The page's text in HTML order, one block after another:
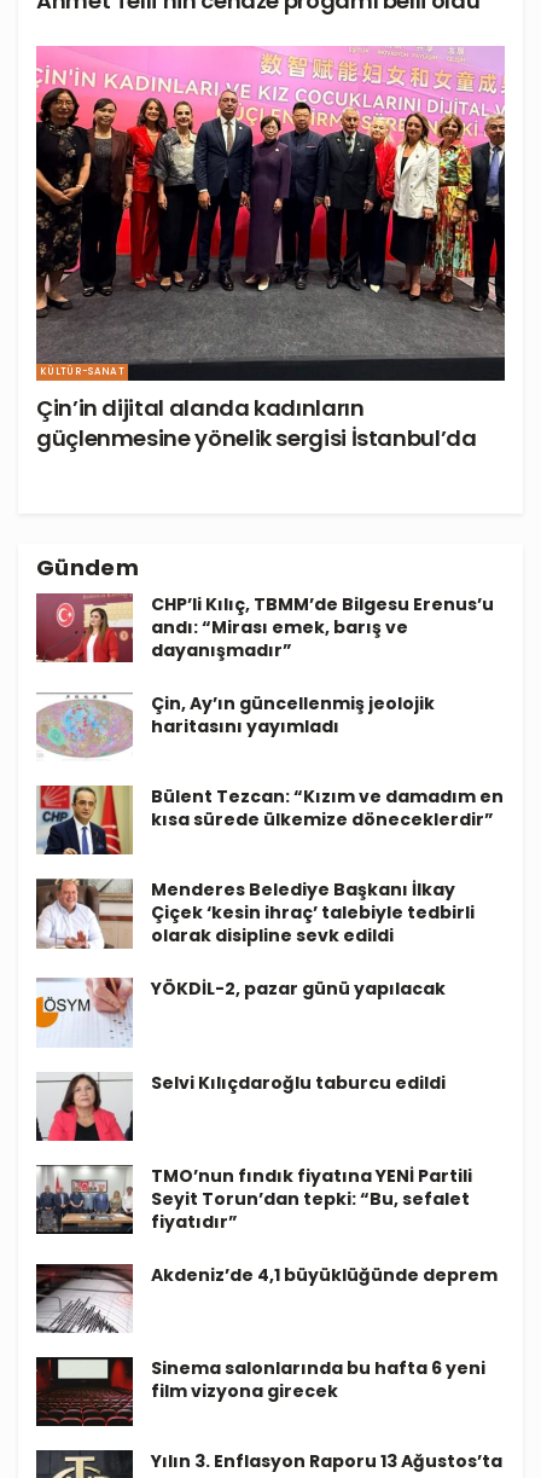
KÜLTÜR-SANAT
Çin’in dijital alanda kadınların
güçlenmesine yönelik sergisi İstanbul’da
Gündem
CHP’li Kılıç, TBMM’de Bilgesu Erenus’u
andı: “Mirası emek, barış ve
dayanışmadır”
Çin, Ay’ın güncellenmiş jeolojik
haritasını yayımladı
Bülent Tezcan: “Kızım ve damadım en
kısa sürede ülkemize döneceklerdir”
Menderes Belediye Başkanı İlkay
Çiçek ‘kesin ihraç’ talebiyle tedbirli
olarak disipline sevk edildi
YÖKDİL-2, pazar günü yapılacak
Selvi Kılıçdaroğlu taburcu edildi
TMO’nun fındık fiyatına YENİ Partili
Seyit Torun’dan tepki: “Bu, sefalet
fiyatıdır”
Akdeniz’de 4,1 büyüklüğünde deprem
Sinema salonlarında bu hafta 6 yeni
film vizyona girecek
Yılın 3. Enflasyon Raporu 13 Ağustos’ta